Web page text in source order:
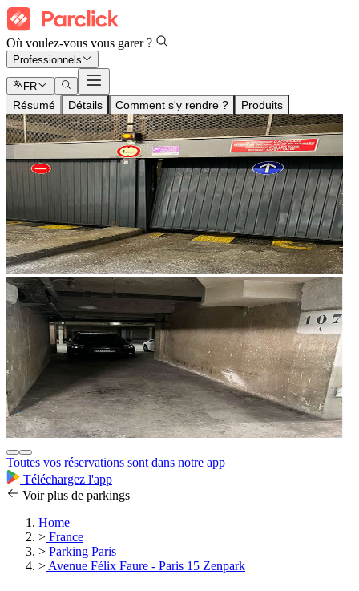
Où voulez-vous vous garer ?
Professionnels
FR
Résumé Détails Comment s'y rendre ? Produits
Toutes vos réservations sont dans notre app
Téléchargez l'app
Voir plus de parkings
Home
> France
> Parking Paris
> Avenue Félix Faure - Paris 15 Zenpark